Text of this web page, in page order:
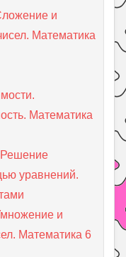
и
Математика
Математика
Решение
уравнений.
и
Математика 6